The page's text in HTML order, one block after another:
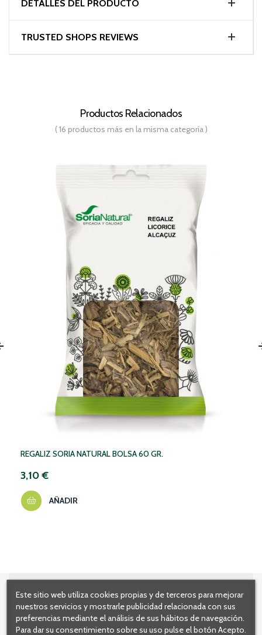
DETALLES DEL PRODUCTO
TRUSTED SHOPS REVIEWS
Productos Relacionados
( 16 productos más en la misma categoría )
REGALIZ SORIA NATURAL BOLSA 60 GR.
3,10 €
AÑADIR
Este sitio web utiliza cookies propias y de terceros para mejorar
nuestros servicios y mostrarle publicidad relacionada con sus
preferencias mediante el análisis de sus hábitos de navegación.
Para dar su consentimiento sobre su uso pulse el botón Acepto.